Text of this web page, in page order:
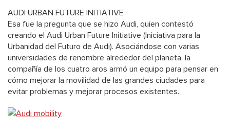
AUDI URBAN FUTURE INITIATIVE
Esa fue la pregunta que se hizo Audi, quien contestó
creando el Audi Urban Future Initiative (Iniciativa para la
Urbanidad del Futuro de Audi). Asociándose con varias
universidades de renombre alrededor del planeta, la
compañía de los cuatro aros armó un equipo para pensar en
cómo mejorar la movilidad de las grandes ciudades para
evitar problemas y mejorar procesos existentes.